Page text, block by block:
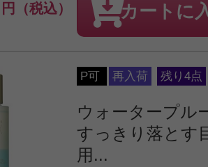
円（税込） カートに
P可 再入荷 残り4点
ウォータープル
すっきり落とす
用...